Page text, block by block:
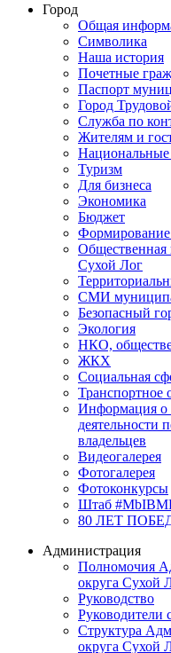
Город
Общая
Символика
Наша история
Почетные
Паспорт
Город
Служба по
Жителям и
Туризм
Для бизнеса
Экономика
Бюджет
Формирование
Общественная
Сухой Лог
СМИ
Безопасный
Экология
НКО,
ЖКХ
Социальная
Транспортное
Информация о
деятельности
владельцев
Видеогалерея
Фотогалерея
Фотоконкурсы
Штаб
80 ЛЕТ
Администрация
Полномочия
округа Сухой
Руководство
Руководители
Структура
округа Сухой